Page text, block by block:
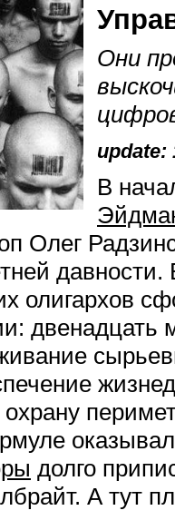
Они
update:
В
Олег
давности.
олигархов
двенадцать
долго
А тут